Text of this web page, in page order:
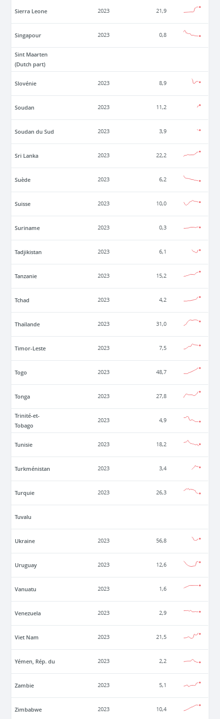
Sierra Leone 2023 21,9
Singapour 2023 0,8
Sint Maarten
(Dutch part)
Slovénie 2023 8,9
Soudan 2023 11,2
Soudan du Sud 2023 3,9
Sri Lanka 2023 22,2
Suède 2023 6,2
Suisse 2023 10,0
Suriname 2023 0,3
Tadjikistan 2023 6,1
Tanzanie 2023 15,2
Tchad 2023 4,2
Thaïlande 2023 31,0
Timor-Leste 2023 7,5
Togo 2023 48,7
Tonga 2023 27,8
Trinité-et-
Tobago
2023 4,9
Tunisie 2023 18,2
Turkménistan 2023 3,4
Turquie 2023 26,3
Tuvalu
Ukraine 2023 56,8
Uruguay 2023 12,6
Vanuatu 2023 1,6
Venezuela 2023 2,9
Viet Nam 2023 21,5
Yémen, Rép. du 2023 2,2
Zambie 2023 5,1
Zimbabwe 2023 10,4